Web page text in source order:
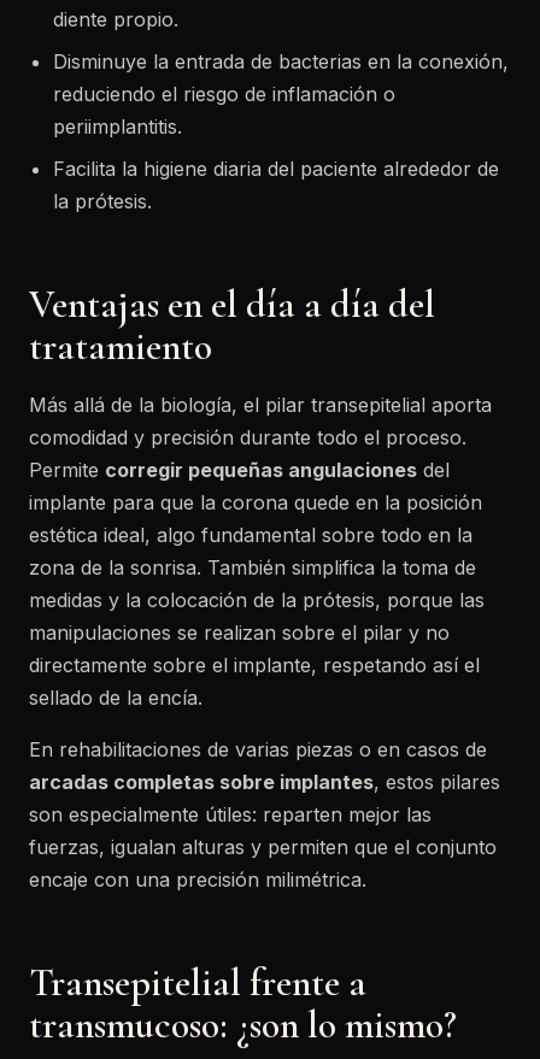
diente propio.
Disminuye la entrada de bacterias en la conexión,
reduciendo el riesgo de inflamación o
periimplantitis.
Facilita la higiene diaria del paciente alrededor de
la prótesis.
Ventajas en el día a día del
tratamiento
Más allá de la biología, el pilar transepitelial aporta
comodidad y precisión durante todo el proceso.
Permite corregir pequeñas angulaciones del
implante para que la corona quede en la posición
estética ideal, algo fundamental sobre todo en la
zona de la sonrisa. También simplifica la toma de
medidas y la colocación de la prótesis, porque las
manipulaciones se realizan sobre el pilar y no
directamente sobre el implante, respetando así el
sellado de la encía.
En rehabilitaciones de varias piezas o en casos de
arcadas completas sobre implantes, estos pilares
son especialmente útiles: reparten mejor las
fuerzas, igualan alturas y permiten que el conjunto
encaje con una precisión milimétrica.
Transepitelial frente a
transmucoso: ¿son lo mismo?